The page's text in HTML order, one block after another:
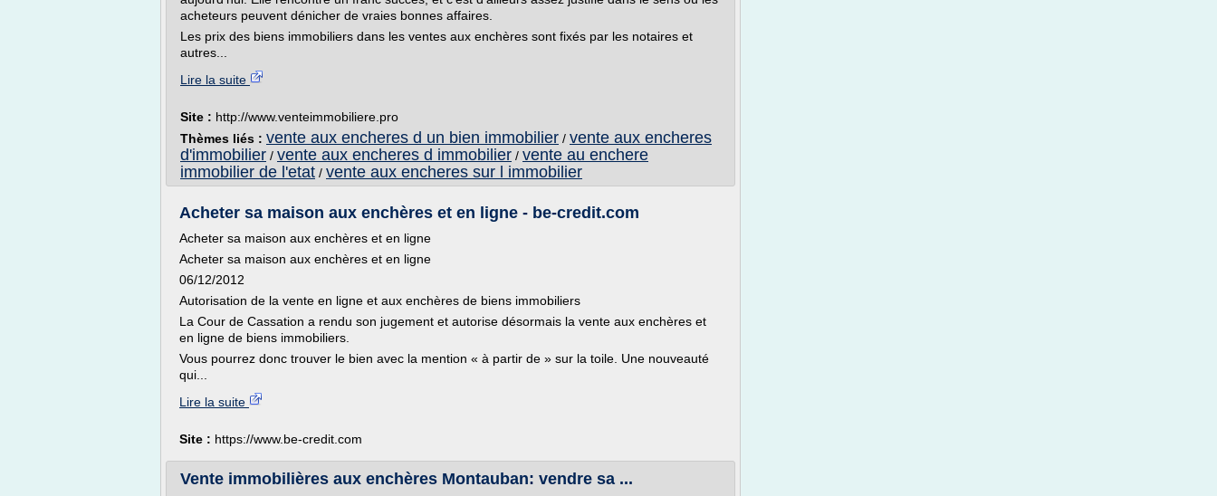
acheteurs peuvent dénicher de vraies bonnes affaires.
Les prix des biens immobiliers dans les ventes aux enchères sont fixés par les notaires et
autres...
Lire la suite
Site : http://www.venteimmobiliere.pro
Thèmes liés : vente aux encheres d un bien immobilier / vente aux encheres
d'immobilier / vente aux encheres d immobilier / vente au enchere
immobilier de l'etat / vente aux encheres sur l immobilier
Acheter sa maison aux enchères et en ligne - be-credit.com
Acheter sa maison aux enchères et en ligne
Acheter sa maison aux enchères et en ligne
06/12/2012
Autorisation de la vente en ligne et aux enchères de biens immobiliers
La Cour de Cassation a rendu son jugement et autorise désormais la vente aux enchères et
en ligne de biens immobiliers.
Vous pourrez donc trouver le bien avec la mention « à partir de » sur la toile. Une nouveauté
qui...
Lire la suite
Site : https://www.be-credit.com
Vente immobilières aux enchères Montauban: vendre sa ...